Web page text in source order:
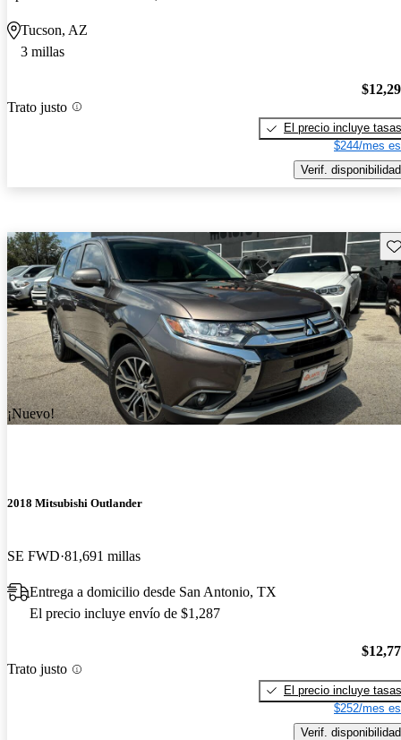
Tucson, AZ
3 millas
Trato justo
El precio incluye tasas
$244/mes
Verif. disponibilidad
¡Nuevo!
2018 Mitsubishi Outlander
SE FWD 81,691 millas
Entrega a domicilio desde San Antonio, TX
El precio incluye envío de $1,287
Trato justo
El precio incluye tasas
$252/mes
Verif. disponibilidad